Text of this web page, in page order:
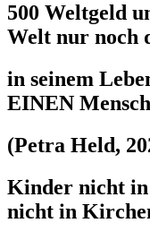
500 Weltgeld
Welt nur noch
in seinem
EINEN
(Petra Held,
Kinder nicht
nicht in